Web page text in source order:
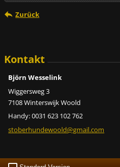
Zurück
Kontakt
Björn Wesselink
Wiggersweg 3
7108 Winterswijk Woold
Handy: 0031 623 102 762
stoberhundewoold@gmail.com